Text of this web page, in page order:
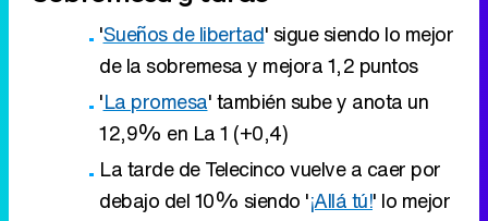
La tarde de Telecinco vuelve a caer por
debajo del 10% siendo '
¡Allá tú!
' lo mejor
'Zapeando' y ' Más vale tarde
en share en laSexta
Eliminar anuncios